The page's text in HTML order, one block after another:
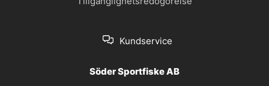
Kundservice
Söder Sportfiske AB